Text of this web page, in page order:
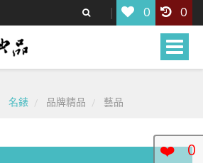
0 0
Toggle
名錶 品牌精品 藝品
❤️ 0